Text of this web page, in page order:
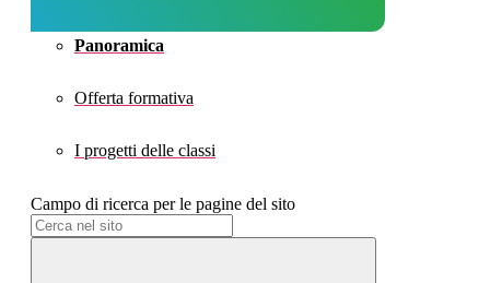
Panoramica
Offerta formativa
I progetti delle classi
Campo di ricerca per le pagine del sito